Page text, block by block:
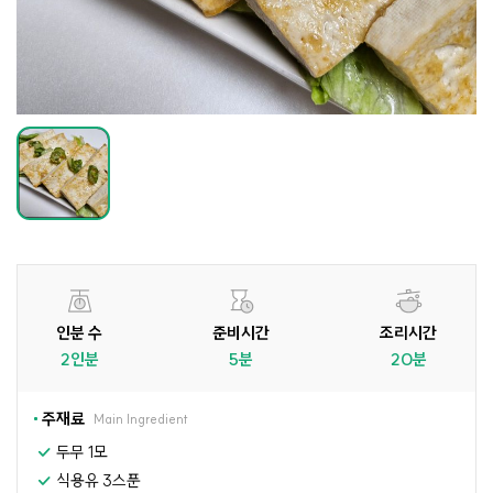
인분 수
2인분
준비시간
5분
조리시간
20분
주재료 Main Ingredient
두무 1모
식용유 3스푼